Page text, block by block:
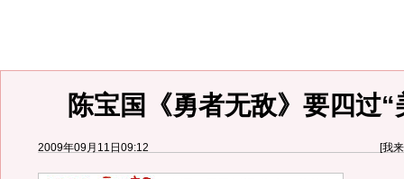
陈宝国《勇者无敌》要四过“
2009年09月11日09:12 [我